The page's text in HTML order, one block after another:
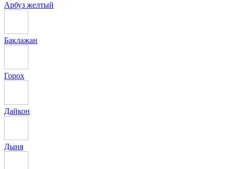
Арбуз желтый
Баклажан
Горох
Дайкон
Дыня